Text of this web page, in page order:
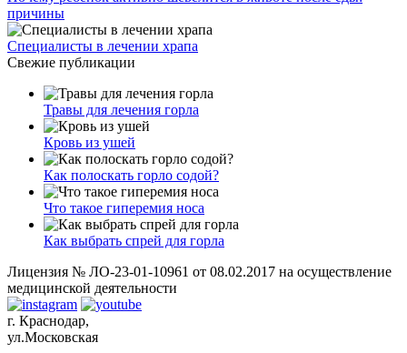
причины
Специалисты в лечении храпа
Свежие публикации
Травы для лечения горла
Кровь из ушей
Как полоскать горло содой?
Что такое гиперемия носа
Как выбрать спрей для горла
Лицензия № ЛО-23-01-10961 от 08.02.2017 на осуществление
медицинской деятельности
г. Краснодар,
ул.Московская